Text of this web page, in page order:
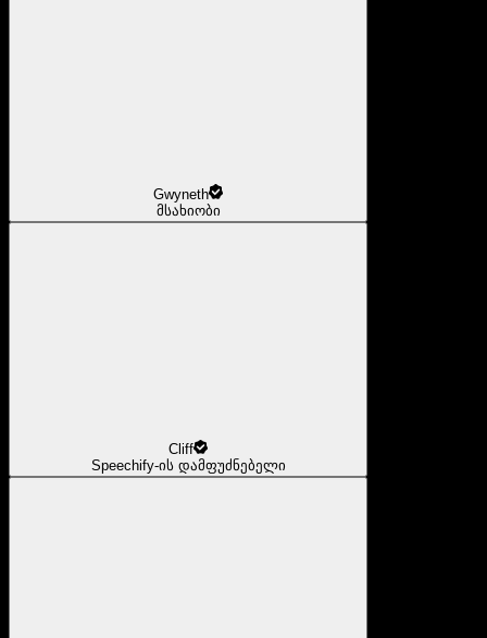
Gwyneth
მსახიობი
Cliff
Speechify-ის დამფუძნებელი